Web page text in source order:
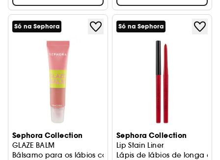
Só na Sephora
Sephora Collection
GLAZE BALM
Bálsamo para os lábios com cor e brilho
Só na Sephora
Sephora Collection
Lip Stain Liner
Lápis de lábios de longa